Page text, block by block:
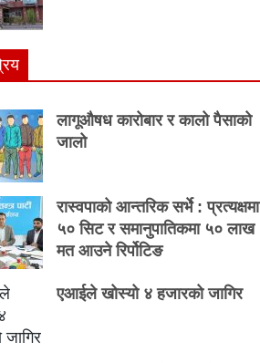
लागूऔषध कारोबार र कालो पैसाको
जालो
रास्वपाको आन्तरिक सर्भे : प्रत्यक्षमा
५० सिट र समानुपातिकमा ५० लाख
मत आउने रिर्पोटिङ
एआईले खोस्यो ४ हजारको जागिर